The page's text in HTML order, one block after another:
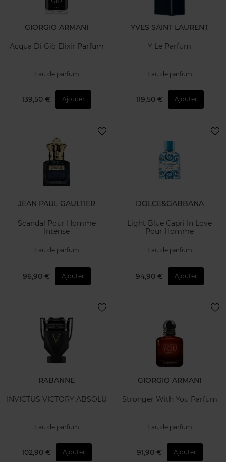
GIORGIO ARMANI
Acqua Di Giò Elixir Parfum
Eau de parfum
139,50 € Ajouter
YVES SAINT LAURENT
Y Le Parfum
Eau de parfum
119,50 € Ajouter
JEAN PAUL GAULTIER
Scandal Pour Homme
Intense
Eau de parfum
96,90 € Ajouter
DOLCE&GABBANA
Light Blue Capri In Love
Pour Homme
Eau de parfum
94,90 € Ajouter
RABANNE
INVICTUS VICTORY ABSOLU
Eau de parfum
102,90 € Ajouter
GIORGIO ARMANI
Stronger With You Parfum
Eau de parfum
91,90 € Ajouter